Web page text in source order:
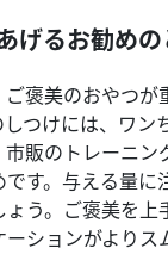
げるお勧め
ご褒美のおやつが
つけには、ワン
販のトレーニン
す。与える量に
う。ご褒美を上
ションがよりス